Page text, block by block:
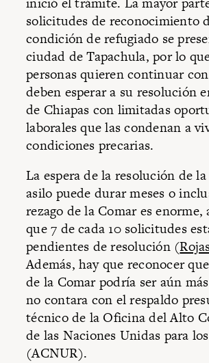
solicitudes de reconocimiento
condición de refugiado se
ciudad de Tapachula, por lo
personas quieren continuar
deben esperar a su resolución
de Chiapas con limitadas
laborales que las condenan a
condiciones precarias.
La espera de la resolución de
asilo puede durar meses o
rezago de la Comar es enorme,
que 7 de cada 10 solicitudes
pendientes de resolución (
Además, hay que reconocer
de la Comar podría ser aún
no contara con el respaldo
técnico de la Oficina del Alto
de las Naciones Unidas para
(ACNUR).